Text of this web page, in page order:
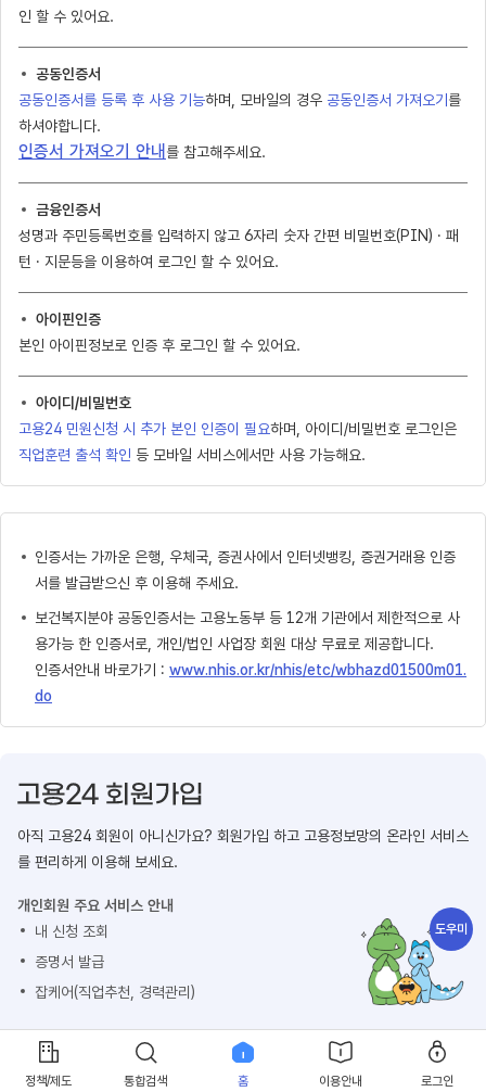
인 할 수 있어요.
공동인증서
공동인증서를 등록 후 사용 기능하며, 모바일의 경우 공동인증서 가져오기 를
하셔야합니다.
인증서 가져오기 안내 를 참고해주세요.
금융인증서
성명과 주민등록번호를 입력하지 않고 6자리 숫자 간편 비밀번호(PIN) · 패
턴 · 지문등을 이용하여 로그인 할 수 있어요.
아이핀인증
본인 아이핀정보로 인증 후 로그인 할 수 있어요.
아이디/비밀번호
고용24 민원신청 시 추가 본인 인증이 필요하며, 아이디/비밀번호 로그인은
직업훈련 출석 확인 등 모바일 서비스에서만 사용 가능해요.
인증서는 가까운 은행, 우체국, 증권사에서 인터넷뱅킹, 증권거래용 인증
서를 발급받으신 후 이용해 주세요.
보건복지분야 공동인증서는 고용노동부 등 12개 기관에서 제한적으로 사
용가능 한 인증서로, 개인/법인 사업장 회원 대상 무료로 제공합니다.
인증서안내 바로가기 : www.nhis.or.kr/nhis/etc/wbhazd01500m01.
do
아직 고용24 회원이 아니신가요? 회원가입 하고 고용정보망의 온라인 서비스
를 편리하게 이용해 보세요.
개인회원 주요 서비스 안내
내 신청 조회
증명서 발급
잡케어(직업추천, 경력관리)
회원가입 하기
도우미
정책/제도 통합검색 홈 이용안내 로그인